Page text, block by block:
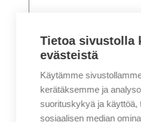
Nimi*
Tietoa sivustolla
evästeistä
Käytämme
kerätäksemme ja
suorituskykyä ja käyttöä,
sosiaalisen median